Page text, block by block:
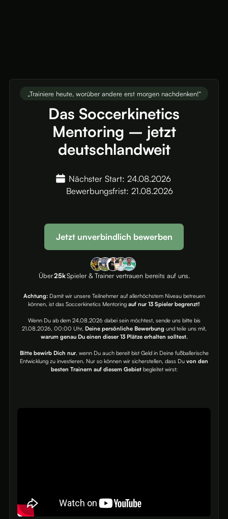
„Trainiere heute, worüber andere erst morgen nachdenken!“
Das Soccerkinetics
Mentoring – jetzt
deutschlandweit
Nächster Start: 24.08.2026
Bewerbungsfrist: 21.08.2026
Jetzt unverbindlich bewerben
Über25kSpieler & Trainer vertrauen bereits auf uns.
Achtung:Damit wir unsere Teilnehmer auf allerhöchstem Niveau betreuen
können, ist das Soccerkinetics Mentoring auf nur 13 Spieler begrenzt!
Wenn Du ab dem 24.08.2026 dabei sein möchtest, sende uns bitte bis
21.08.2026, 00:00 Uhr, Deine persönliche Bewerbung und teile uns mit,
warum genau Du einen dieser 13 Plätze erhalten solltest.
Bitte bewirb Dich nur, wenn Du auch bereit bist Geld in Deine fußballerische
Entwicklung zu investieren. Nur so können wir sicherstellen, dass Du von den
besten Trainern auf diesem Gebietbegleitet wirst: